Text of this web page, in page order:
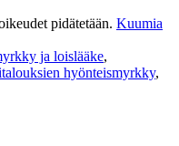
pidätetään. Kuumia
ja loislääke,
hyönteismyrkky,